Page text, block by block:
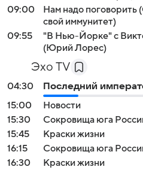
09:00
Нам надо поговорить
свой иммунитет)
09:55
"В Нью-Йорке" с
(Юрий Лорес)
Эхо TV
04:30
Последний
15:00
Новости
15:30
Сокровища юга
15:45
Краски жизни
16:15
Сокровища юга
16:30
Краски жизни